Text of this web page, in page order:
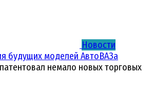
Новости
будущих моделей АвтоВАЗа
немало новых торговых